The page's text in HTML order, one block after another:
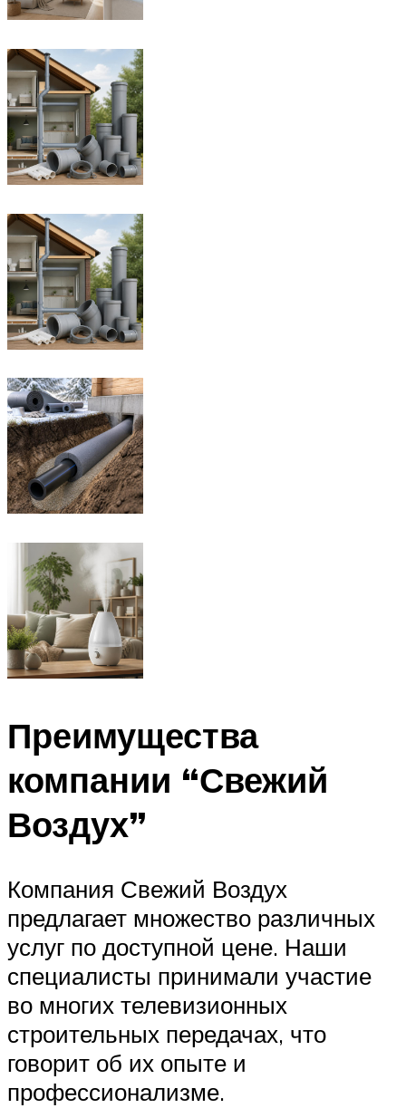
Преимущества
компании “Свежий
Воздух”
Компания Свежий Воздух
предлагает множество различных
услуг по доступной цене. Наши
специалисты принимали участие
во многих телевизионных
строительных передачах, что
говорит об их опыте и
профессионализме.